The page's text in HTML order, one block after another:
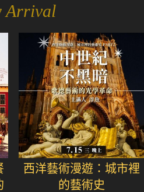
Arrival
西洋藝術漫遊：城市裡
的藝術史